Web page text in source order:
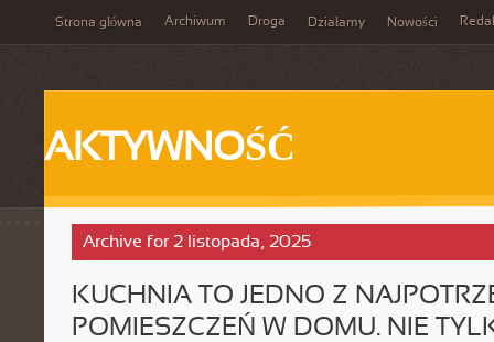
Strona główna Archiwum Droga Działamy Nowości
AKTYWNOŚĆ
Archive for 2 listopada, 2025
KUCHNIA TO JEDNO Z
POMIESZCZEŃ W DOMU. NIE